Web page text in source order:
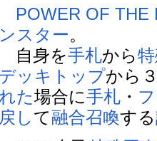
POWER OF THE
ンスター。
自身を手札から
デッキトップから
た場合に手札 ・
戻し て融合召喚する